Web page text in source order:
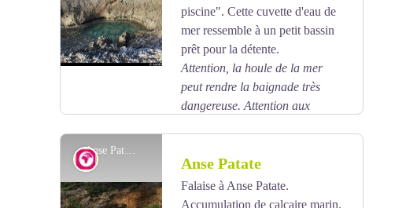
Voir l'image en plein écranpiscine". Cette cuvette d'eau de
mer ressemble à un petit bassin
prêt pour la détente.
Attention, la houle de la mer
peut rendre la baignade très
dangereuse. Attention aux
embruns.
Anse Patate - AAMG
Géologie Anse Patate
Falaise à Anse Patate.
Accumulation de calcaire marin.